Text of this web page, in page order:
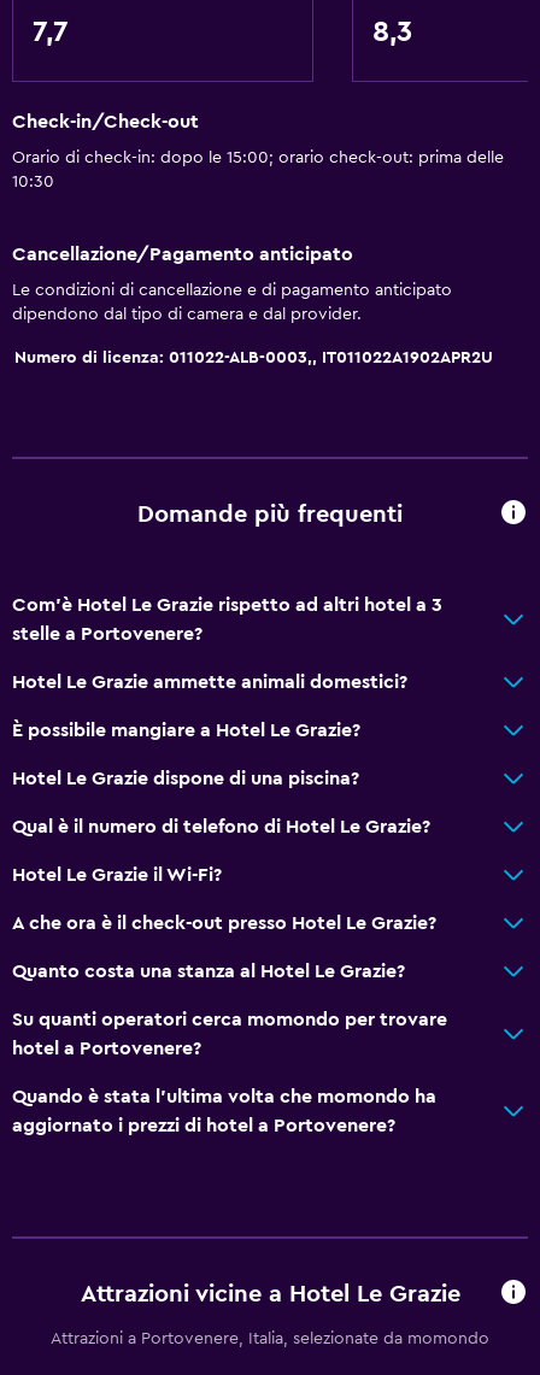
7,7 8,3
Check-in/Check-out
Orario di check-in: dopo le 15:00; orario check-out: prima delle
10:30
Cancellazione/Pagamento anticipato
Le condizioni di cancellazione e di pagamento anticipato
dipendono dal tipo di camera e dal provider.
Numero di licenza: 011022-ALB-0003,, IT011022A1902APR2U
Domande più frequenti
Com'è Hotel Le Grazie rispetto ad altri hotel a 3
stelle a Portovenere?
Hotel Le Grazie ammette animali domestici?
È possibile mangiare a Hotel Le Grazie?
Hotel Le Grazie dispone di una piscina?
Qual è il numero di telefono di Hotel Le Grazie?
Hotel Le Grazie il Wi-Fi?
A che ora è il check-out presso Hotel Le Grazie?
Quanto costa una stanza al Hotel Le Grazie?
Su quanti operatori cerca momondo per trovare
hotel a Portovenere?
Quando è stata l'ultima volta che momondo ha
aggiornato i prezzi di hotel a Portovenere?
Attrazioni vicine a Hotel Le Grazie
Attrazioni a Portovenere, Italia, selezionate da momondo